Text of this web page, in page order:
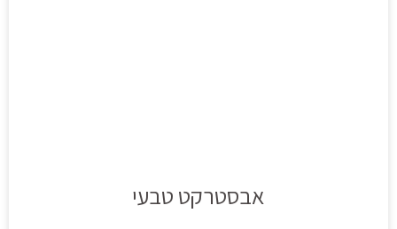
אבסטרקט טבעי